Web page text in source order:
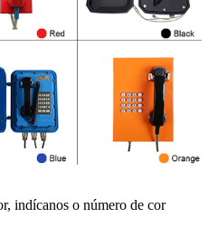
indícanos o número de cor